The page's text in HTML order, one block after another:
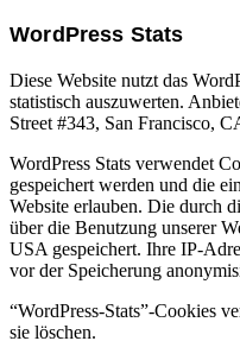
WordPress Stats
Diese Website nutzt das
statistisch auszuwerten.
Street #343, San Francisco,
WordPress Stats verwendet
gespeichert werden und die
Website erlauben. Die durch
über die Benutzung unserer
USA gespeichert. Ihre IP-
vor der Speicherung
“WordPress-Stats”-Cookies
sie löschen.